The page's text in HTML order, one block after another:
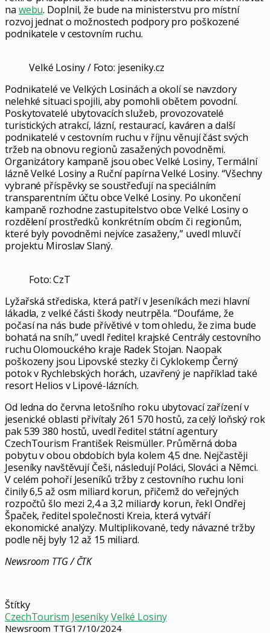
na webu. Doplnil, že bude na ministerstvu pro místní
rozvoj jednat o možnostech podpory pro poškozené
podnikatele v cestovním ruchu.
Velké Losiny / Foto: jeseniky.cz
Podnikatelé ve Velkých Losinách a okolí se navzdory
nelehké situaci spojili, aby pomohli obětem povodní.
Poskytovatelé ubytovacích služeb, provozovatelé
turistických atrakcí, lázní, restaurací, kaváren a další
podnikatelé v cestovním ruchu v říjnu věnují část svých
tržeb na obnovu regionů zasažených povodněmi.
Organizátory kampaně jsou obec Velké Losiny, Termální
lázně Velké Losiny a Ruční papírna Velké Losiny. “Všechny
vybrané příspěvky se soustřeďují na speciálním
transparentním účtu obce Velké Losiny. Po ukončení
kampaně rozhodne zastupitelstvo obce Velké Losiny o
rozdělení prostředků konkrétním obcím či regionům,
které byly povodněmi nejvíce zasaženy,” uvedl mluvčí
projektu Miroslav Slaný.
Foto: CzT
Lyžařská střediska, která patří v Jeseníkách mezi hlavní
lákadla, z velké části škody neutrpěla. “Doufáme, že
počasí na nás bude přívětivé v tom ohledu, že zima bude
bohatá na sníh,” uvedl ředitel krajské Centrály cestovního
ruchu Olomouckého kraje Radek Stojan. Naopak
poškozeny jsou Lipovské stezky či Cyklokemp Černý
potok v Rychlebských horách, uzavřený je například také
resort Helios v Lipové-lázních.
Od ledna do června letošního roku ubytovací zařízení v
jesenické oblasti přivítaly 261 570 hostů, za celý loňský rok
pak 539 380 hostů, uvedl ředitel státní agentury
CzechTourism František Reismüller. Průměrná doba
pobytu v obou obdobích byla kolem 4,5 dne. Nejčastěji
Jeseníky navštěvují Češi, následují Poláci, Slováci a Němci.
V celém pohoří Jeseníků tržby z cestovního ruchu loni
činily 6,5 až osm miliard korun, přičemž do veřejných
rozpočtů šlo mezi 2,4 a 3,2 miliardy korun, řekl Ondřej
Špaček, ředitel společnosti Kreia, která vytváří
ekonomické analýzy. Multiplikované, tedy návazné tržby
podle něj byly 12 až 15 miliard.
Newsroom TTG / ČTK
Štítky
CzechTourism JeseníkyVelké Losiny
Newsroom TTG17/10/2024